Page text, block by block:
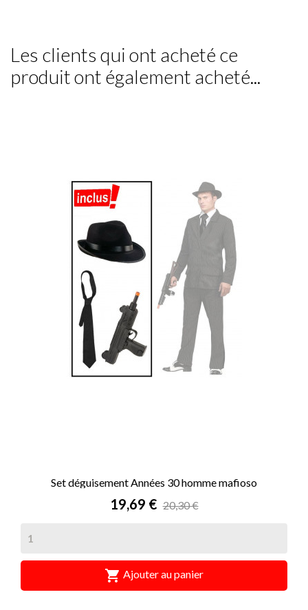
Les clients qui ont acheté ce
produit ont également acheté...
Set déguisement Années 30 homme mafioso
Prix
19,69 € 20,30 €
 Ajouter au panier